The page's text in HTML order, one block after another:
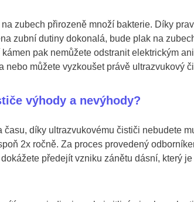
zubech přirozeně množí bakterie. Díky
zubní dutiny dokonalá, bude plak na
pak nemůžete odstranit elektrickým
nebo můžete vyzkoušet právě ultrazvukový
výhody a nevýhody?
času, díky ultrazvukovému čističi nebudete
2x ročně. Za proces provedený
předejít vzniku zánětu dásní, který